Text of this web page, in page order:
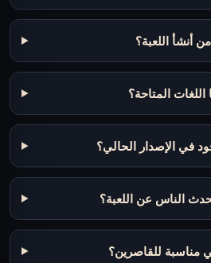
من أنشأ اللعبة؟
اللغات المتاحة؟
في الإصدار الحالي؟
الناس عن اللعبة؟
مناسبة للقاصرين؟